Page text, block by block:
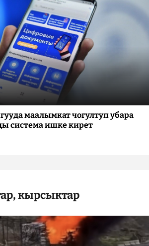
маалымкат чогултуп убара
система ишке кирет
кырсыктар